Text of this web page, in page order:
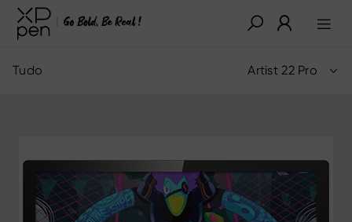
Tudo Artist 22 Pro